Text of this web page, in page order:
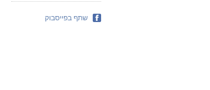
שתף בפייסבוק